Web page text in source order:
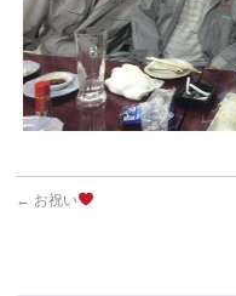
← お祝い